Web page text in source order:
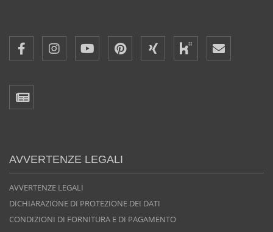
AVVERTENZE LEGALI
AVVERTENZE LEGALI
DICHIARAZIONE DI PROTEZIONE DEI DATI
CONDIZIONI DI FORNITURA E DI PAGAMENTO